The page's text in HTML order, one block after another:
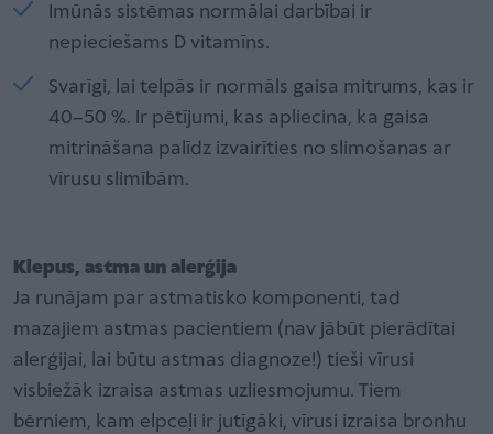
Imūnās sistēmas normālai darbībai ir
nepieciešams D vitamīns.
Svarīgi, lai telpās ir normāls gaisa mitrums, kas ir
40–50 %. Ir pētījumi, kas apliecina, ka gaisa
mitrināšana palīdz izvairīties no slimošanas ar
vīrusu slimībām.
Klepus, astma un alerģija
Ja runājam par astmatisko komponenti, tad
mazajiem astmas pacientiem (nav jābūt pierādītai
alerģijai, lai būtu astmas diagnoze!) tieši vīrusi
visbiežāk izraisa astmas uzliesmojumu. Tiem
bērniem, kam elpceļi ir jutīgāki, vīrusi izraisa bronhu